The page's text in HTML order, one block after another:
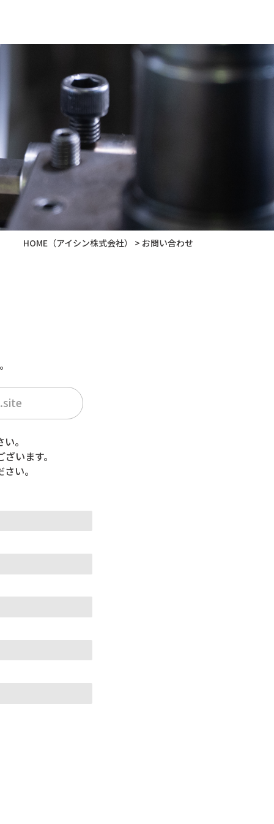
HOME （アイシン株式会社） > お問い合わせ
。
います。
い。